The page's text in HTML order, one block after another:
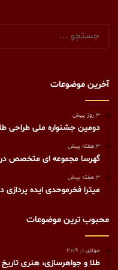
آخرین موضوعات
3 روز پیش
دومین جشنواره ملی طراحی
3 هفته پیش
گهرسا مجموعه ای متخصص در
3 هفته پیش
میترا فخرموحدی ایده
محبوب ترین موضوعات
جولای 1, 2019
طلا و جواهرسازی، هنری